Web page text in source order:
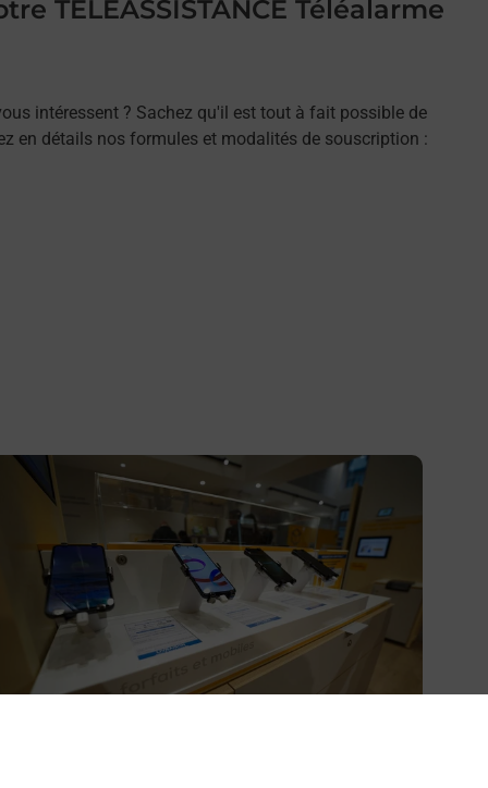
TELEASSISTANCE Téléalarme
intéressent ? Sachez qu'il est tout à fait possible de
en détails nos formules et modalités de souscription :
savoir plus